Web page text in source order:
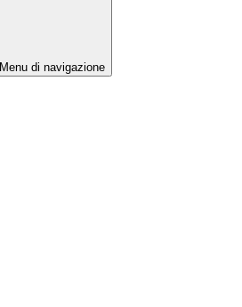
Menu di navigazione